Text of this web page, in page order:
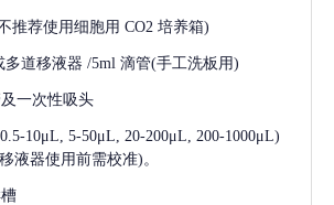
推荐使用细胞用 CO2 培养箱)
多道移液器 /5ml 滴管(手工洗板用)
一次性吸头
10μL, 5-50μL, 20-200μL, 200-1000μL)
液器使用前需校准)。